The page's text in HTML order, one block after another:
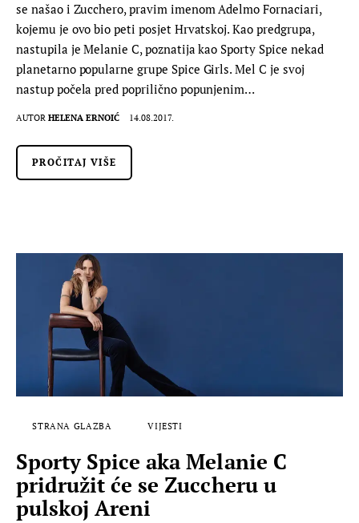
se našao i Zucchero, pravim imenom Adelmo Fornaciari,
kojemu je ovo bio peti posjet Hrvatskoj. Kao predgrupa,
nastupila je Melanie C, poznatija kao Sporty Spice nekad
planetarno popularne grupe Spice Girls. Mel C je svoj
nastup počela pred poprilično popunjenim…
AUTOR HELENA ERNOIĆ 14.08.2017.
PROČITAJ VIŠE
STRANA GLAZBA VIJESTI
Sporty Spice aka Melanie C
pridružit će se Zuccheru u
pulskoj Areni